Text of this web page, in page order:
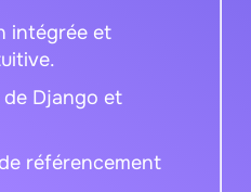
intégrée et
Django et
référencement